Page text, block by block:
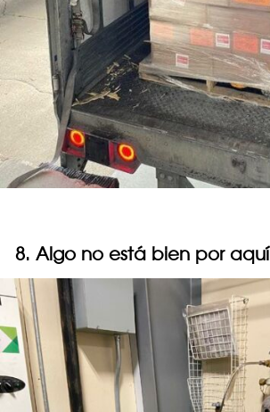
8. Algo no está bien por aquí